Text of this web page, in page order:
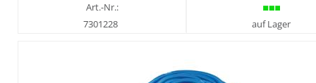
Art.-Nr.:
7301228
auf Lager